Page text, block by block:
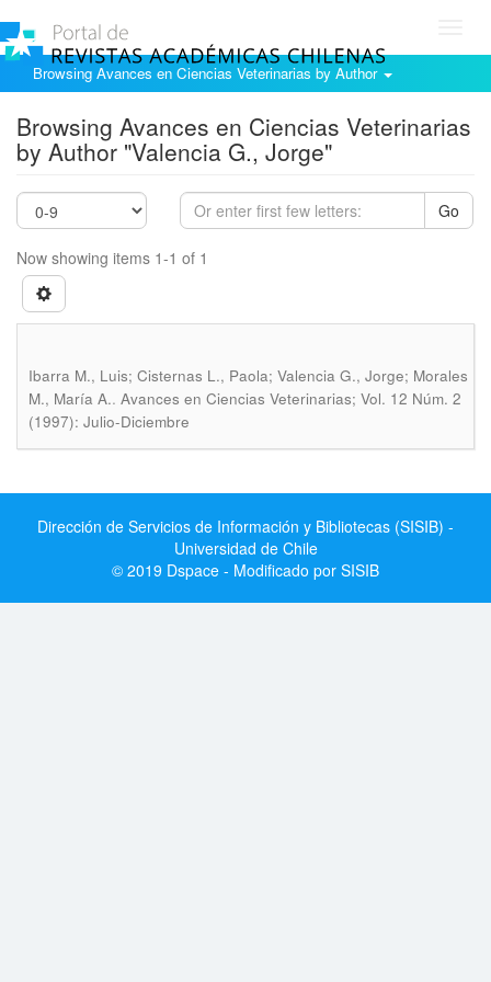
Browsing Avances en Ciencias Veterinarias by Author
Browsing Avances en Ciencias Veterinarias
by Author "Valencia G., Jorge"
Go
Now showing items 1-1 of 1
Ibarra M., Luis; Cisternas L., Paola; Valencia G., Jorge; Morales
M., María A.. Avances en Ciencias Veterinarias; Vol. 12 Núm. 2
(1997): Julio-Diciembre
Dirección de Servicios de Información y Bibliotecas (SISIB) -
Universidad de Chile
© 2019 Dspace - Modificado por SISIB